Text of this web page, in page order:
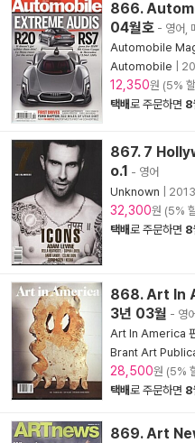
866.
04월호 - 영어,
Automobile
Automobile
12,350원 (5%
택배로 주문하면 8
867. 7
o.1 - 영어
Unknown
32,300원 (5%
택배로 주문하면 8
868. Art In
3년 03월 - 영
Art In America
Brant Art
28,500원 (5%
택배로 주문하면 8
869. Art